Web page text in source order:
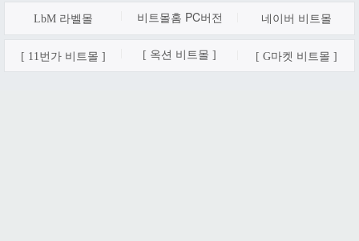
LbM 라벨몰 비트몰홈 PC버전 네이버 비트몰
[ 11번가 비트몰 ] [ 옥션 비트몰 ] [ G마켓 비트몰 ]